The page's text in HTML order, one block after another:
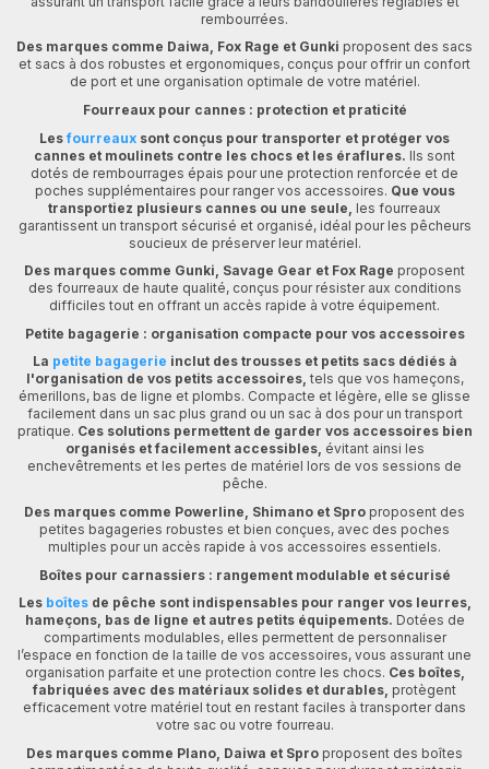
rembourrées.
Des marques comme Daiwa, Fox Rage et Gunki proposent des sacs
et sacs à dos robustes et ergonomiques, conçus pour offrir un confort
de port et une organisation optimale de votre matériel.
Fourreaux pour cannes : protection et praticité
Lesfourreaux sont conçus pour transporter et protéger vos
cannes et moulinets contre les chocs et les éraflures. Ils sont
dotés de rembourrages épais pour une protection renforcée et de
poches supplémentaires pour ranger vos accessoires. Que vous
transportiez plusieurs cannes ou une seule, les fourreaux
garantissent un transport sécurisé et organisé, idéal pour les pêcheurs
soucieux de préserver leur matériel.
Des marques comme Gunki, Savage Gear et Fox Rage proposent
des fourreaux de haute qualité, conçus pour résister aux conditions
difficiles tout en offrant un accès rapide à votre équipement.
Petite bagagerie : organisation compacte pour vos accessoires
La petite bagagerie inclut des trousses et petits sacs dédiés à
l'organisation de vos petits accessoires, tels que vos hameçons,
émerillons, bas de ligne et plombs. Compacte et légère, elle se glisse
facilement dans un sac plus grand ou un sac à dos pour un transport
pratique. Ces solutions permettent de garder vos accessoires bien
organisés et facilement accessibles, évitant ainsi les
enchevêtrements et les pertes de matériel lors de vos sessions de
pêche.
Des marques comme Powerline, Shimano et Spro proposent des
petites bagageries robustes et bien conçues, avec des poches
multiples pour un accès rapide à vos accessoires essentiels.
Boîtes pour carnassiers : rangement modulable et sécurisé
Les boîtesde pêche sont indispensables pour ranger vos leurres,
hameçons, bas de ligne et autres petits équipements. Dotées de
compartiments modulables, elles permettent de personnaliser
l’espace en fonction de la taille de vos accessoires, vous assurant une
organisation parfaite et une protection contre les chocs. Ces boîtes,
fabriquées avec des matériaux solides et durables, protègent
efficacement votre matériel tout en restant faciles à transporter dans
votre sac ou votre fourreau.
Des marques comme Plano, Daiwa et Spro proposent des boîtes